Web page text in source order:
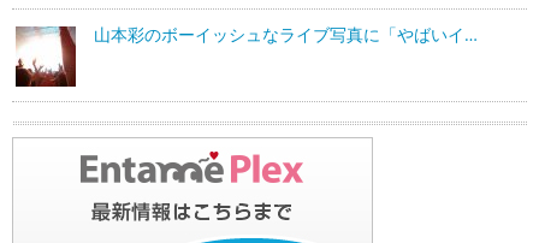
山本彩のボーイッシュなライブ写真に「やばいイ…